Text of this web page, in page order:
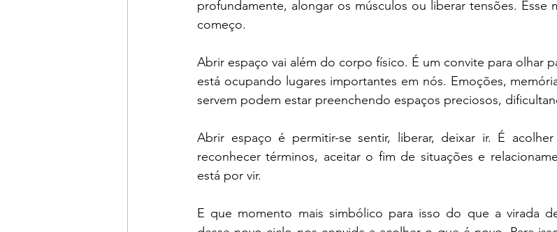
profundamente, alongar os músculos ou liberar tensões. Esse
começo.
Abrir espaço vai além do corpo físico. É um convite para olhar
está ocupando lugares importantes em nós. Emoções,
servem podem estar preenchendo espaços preciosos,
Abrir espaço é permitir-se sentir, liberar, deixar ir. É
reconhecer términos, aceitar o fim de situações e
está por vir.
E que momento mais simbólico para isso do que a virada